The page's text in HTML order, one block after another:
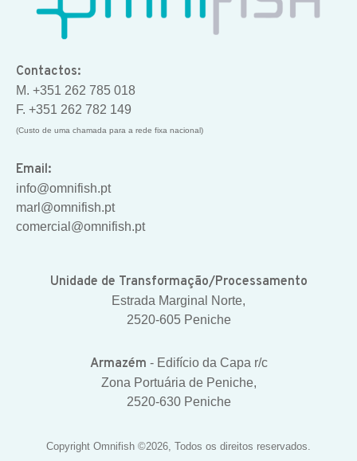
Contactos:
M. +351 262 785 018
F. +351 262 782 149
(Custo de uma chamada para a rede fixa nacional)
Email:
info@omnifish.pt
marl@omnifish.pt
comercial@omnifish.pt
Unidade de Transformação/Processamento
Estrada Marginal Norte,
2520-605 Peniche
Armazém - Edifício da Capa r/c
Zona Portuária de Peniche,
2520-630 Peniche
Copyright Omnifish ©2026, Todos os direitos reservados.